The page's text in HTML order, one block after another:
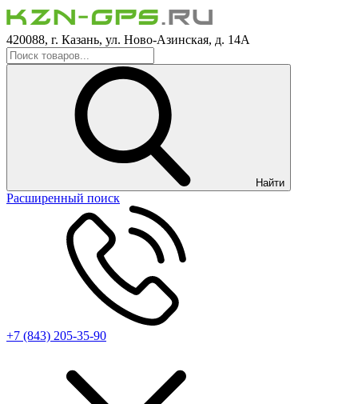
420088, г. Казань, ул. Ново-Азинская, д. 14А
Найти
Расширенный поиск
+7 (843) 205-35-90